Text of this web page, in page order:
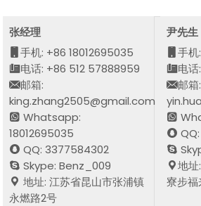
张经理
手机: +86 18012695035
电话: +86 512 57888959
邮箱:
king.zhang2505@gmail.com
Whatsapp:
18012695035
QQ: 3377584302
Skype: Benz_009
地址: 江苏省昆山市张浦镇
永燃路2号
尹先生
手
电
邮箱:
地
寮步福